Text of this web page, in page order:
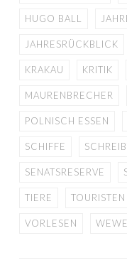
HUGO BALL
JAHRESRÜCKBLICK
KRAKAU KRITIK
MAURENBRECHER
POLNISCH ESSEN
SCHIFFE
SENATSRESERVE
TIERE TOURISTEN
VORLESEN